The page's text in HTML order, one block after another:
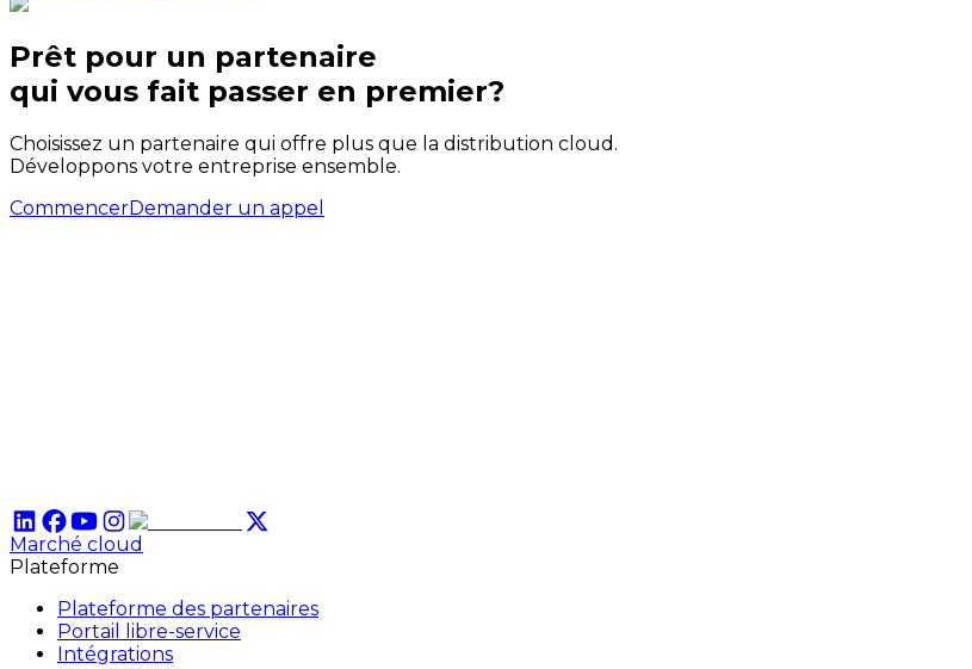
Prêt pour un partenaire
qui vous fait passer en premier?
Choisissez un partenaire qui offre plus que la distribution cloud.
Développons votre entreprise ensemble.
CommencerDemander un appel
Marché cloud
Plateforme
Plateforme des partenaires
Portail libre-service
Intégrations